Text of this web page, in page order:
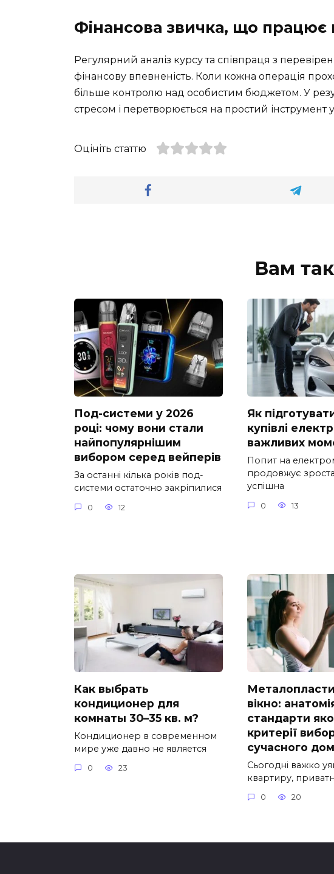
Фінансова звичка, що працює
Регулярний аналіз курсу та співпраця з
фінансову впевненість. Коли кожна операція
більше контролю над особистим бюджетом. У
стресом і перетворюється на простий інструмент
Оцініть статтю
Вам
Под-системи у 2026
році: чому вони стали
найпопулярнішим
вибором серед вейперів
За останні кілька років под-
системи остаточно закріпилися
0 12
Як
купівлі
важливих
Попит на
продовжує
успішна
0 13
Как выбрать
кондиционер для
комнаты 30–35 кв. м?
Кондиционер в современном
мире уже давно не является
0 23
вікно:
стандарти
критерії
сучасного
Сьогодні важко
квартиру,
0 20